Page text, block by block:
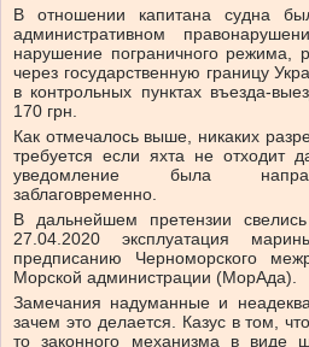
В отношении капитана судна
административном
нарушение пограничного режима,
через государственную границу
в контрольных пунктах въезда-
170 грн.
Как отмечалось выше, никаких
требуется если яхта не отходит
уведомление была
заблаговременно.
В дальнейшем претензии
27.04.2020 эксплуатация
предписанию Черноморского
Морской администрации (МорАда).
Замечания надуманные и
зачем это делается. Казус в том,
то законного механизма в виде